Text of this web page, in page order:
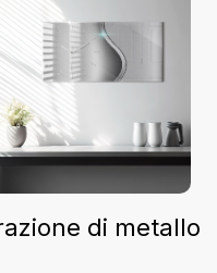
di metallo